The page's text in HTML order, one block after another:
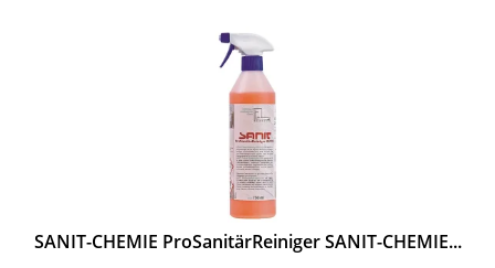
SANIT-CHEMIE ProSanitärReiniger SANIT-CHEMIE...